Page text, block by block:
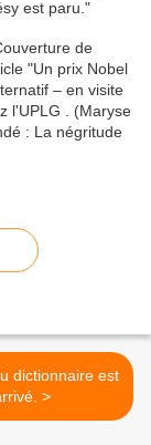
dictionnaire est
arrivé. >